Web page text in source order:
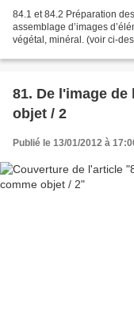
84.1 et 84.2 Préparation
assemblage d’images
végétal, minéral. (voir ci-
81. De l'image
objet / 2
Publié le 13/01/2012 à